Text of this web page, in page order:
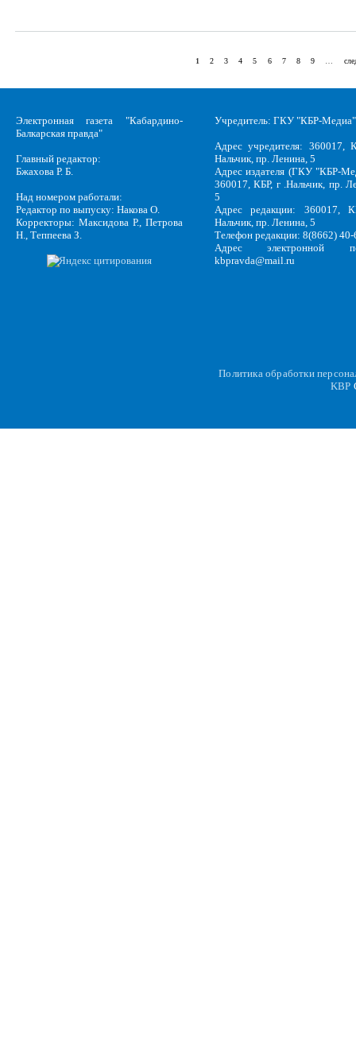
1 2 3 4 5 6 7 8 9
Электронная газета "Кабардино-
Балкарская правда"
Главный редактор:
Бжахова Р. Б.
Над номером работали:
Редактор по выпуску: Накова О.
Корректоры: Максидова Р., Петрова
Н., Теппеева З.
Учредитель: ГКУ "КБР-Медиа"
Адрес учредителя: 360017,
Нальчик, пр. Ленина, 5
Адрес издателя (ГКУ "КБР-
360017, КБР, г .Нальчик, пр.
5
Адрес редакции: 360017,
Нальчик, пр. Ленина, 5
Телефон редакции: 8(8662)
Адрес электронной
kbpravda@mail.ru
Политика обработки
KBP